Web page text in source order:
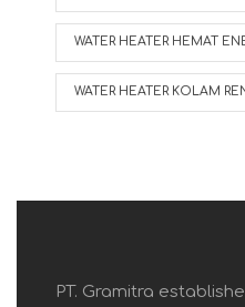
WATER HEATER HEMAT
WATER HEATER KOLAM
PT. Gramitra